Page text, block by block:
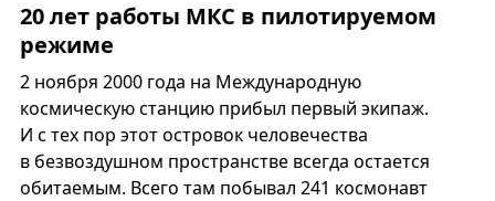
20 лет работы МКС в пилотируемом
режиме
2 ноября 2000 года на Международную
космическую станцию прибыл первый экипаж.
И с тех пор этот островок человечества
в безвоздушном пространстве всегда остается
обитаемым. Всего там побывал 241 космонавт